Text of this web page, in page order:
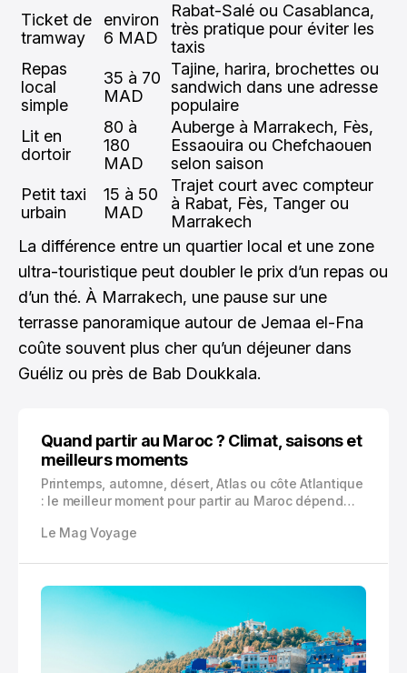
Ticket de
tramway
environ
6 MAD
Rabat-Salé ou Casablanca,
très pratique pour éviter les
taxis
Repas
local
simple
35 à 70
MAD
Tajine, harira, brochettes ou
sandwich dans une adresse
populaire
Lit en
dortoir
80 à
180
MAD
Auberge à Marrakech, Fès,
Essaouira ou Chefchaouen
selon saison
Petit taxi
urbain
15 à 50
MAD
Trajet court avec compteur
à Rabat, Fès, Tanger ou
Marrakech
La différence entre un quartier local et une zone
ultra-touristique peut doubler le prix d’un repas ou
d’un thé. À Marrakech, une pause sur une
terrasse panoramique autour de Jemaa el-Fna
coûte souvent plus cher qu’un déjeuner dans
Guéliz ou près de Bab Doukkala.
Quand partir au Maroc ? Climat, saisons et
meilleurs moments
Printemps, automne, désert, Atlas ou côte Atlantique
: le meilleur moment pour partir au Maroc dépend
idéales, les mois à éviter et les conseils météo pour
Le Mag Voyage